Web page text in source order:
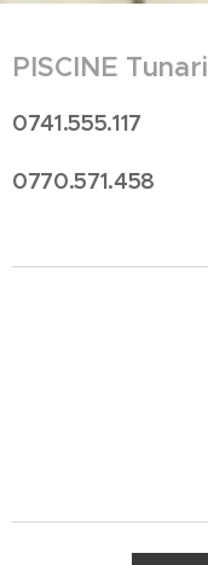
PISCINE Tunari
0741.555.117
0770.571.458